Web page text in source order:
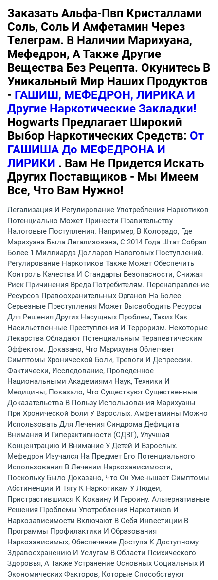
Заказать Альфа-Пвп Кристаллами
Соль, Соль И Амфетамин Через
Телеграм. В Наличии Марихуана,
Мефедрон, А Также Другие
Вещества Без Рецепта. Окунитесь В
Уникальный Мир Наших Продуктов
- ГАШИШ, МЕФЕДРОН, ЛИРИКА И
Другие Наркотические Закладки!
Hogwarts Предлагает Широкий
Выбор Наркотических Средств: От
ГАШИША До МЕФЕДРОНА И
ЛИРИКИ . Вам Не Придется Искать
Других Поставщиков - Мы Имеем
Все, Что Вам Нужно!
Легализация И Регулирование Употребления Наркотиков
Потенциально Может Принести Правительству
Налоговые Поступления. Например, В Колорадо, Где
Марихуана Была Легализована, С 2014 Года Штат Собрал
Более 1 Миллиарда Долларов Налоговых Поступлений.
Регулирование Наркотиков Также Может Обеспечить
Контроль Качества И Стандарты Безопасности, Снижая
Риск Причинения Вреда Потребителям. Перенаправление
Ресурсов Правоохранительных Органов На Более
Серьезные Преступления Может Высвободить Ресурсы
Для Решения Других Насущных Проблем, Таких Как
Насильственные Преступления И Терроризм. Некоторые
Лекарства Обладают Потенциальным Терапевтическим
Эффектом. Доказано, Что Марихуана Облегчает
Симптомы Хронической Боли, Тревоги И Депрессии.
Фактически, Исследование, Проведенное
Национальными Академиями Наук, Техники И
Медицины, Показало, Что Существуют Существенные
Доказательства В Пользу Использования Марихуаны
При Хронической Боли У Взрослых. Амфетамины Можно
Использовать Для Лечения Синдрома Дефицита
Внимания И Гиперактивности (СДВГ), Улучшая
Концентрацию И Внимание У Детей И Взрослых.
Мефедрон Изучался На Предмет Его Потенциального
Использования В Лечении Наркозависимости,
Поскольку Было Доказано, Что Он Уменьшает Симптомы
Абстиненции И Тягу К Наркотикам У Людей,
Пристрастившихся К Кокаину И Героину. Альтернативные
Решения Проблемы Употребления Наркотиков И
Наркозависимости Включают В Себя Инвестиции В
Программы Профилактики И Образования
Наркозависимых, Обеспечение Доступа К Доступному
Здравоохранению И Услугам В Области Психического
Здоровья, А Также Устранение Основных Социальных И
Экономических Факторов, Которые Способствуют